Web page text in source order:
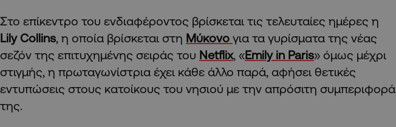
Στο επίκεντρο του ενδιαφέροντος βρίσκεται τις τελευταίες ημέρες η
Lily Collins, η οποία βρίσκεται στη Μύκονο για τα γυρίσματα της νέας
σεζόν της επιτυχημένης σειράς του Netflix, «Emily in Paris» όμως μέχρι
στιγμής, η πρωταγωνίστρια έχει κάθε άλλο παρά, αφήσει θετικές
εντυπώσεις στους κατοίκους του νησιού με την απρόσιτη συμπεριφορά
της.